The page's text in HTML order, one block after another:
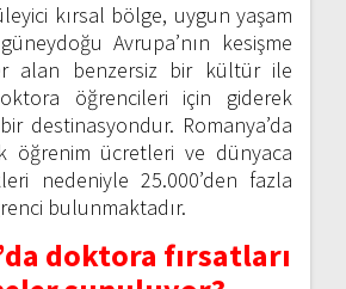
kırsal bölge, uygun yaşam
Avrupa’nın kesişme
alan benzersiz bir kültür ile
öğrencileri için giderek
destinasyondur. Romanya’da
öğrenim ücretleri ve dünyaca
nedeniyle 25.000’den fazla
bulunmaktadır.
doktora fırsatları